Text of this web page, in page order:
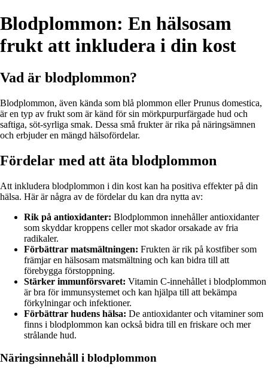
Blodplommon: En hälsosam
frukt att inkludera i din kost
Vad är blodplommon?
Blodplommon, även kända som blå plommon eller Prunus domestica,
är en typ av frukt som är känd för sin mörkpurpurfärgade hud och
saftiga, söt-syrliga smak. Dessa små frukter är rika på näringsämnen
och erbjuder en mängd hälsofördelar.
Fördelar med att äta blodplommon
Att inkludera blodplommon i din kost kan ha positiva effekter på din
hälsa. Här är några av de fördelar du kan dra nytta av:
Rik på antioxidanter: Blodplommon innehåller antioxidanter
som skyddar kroppens celler mot skador orsakade av fria
radikaler.
Förbättrar matsmältningen: Frukten är rik på kostfiber som
främjar en hälsosam matsmältning och kan bidra till att
förebygga förstoppning.
Stärker immunförsvaret: Vitamin C-innehållet i blodplommon
är bra för immunsystemet och kan hjälpa till att bekämpa
förkylningar och infektioner.
Förbättrar hudens hälsa: De antioxidanter och vitaminer som
finns i blodplommon kan också bidra till en friskare och mer
strålande hud.
Näringsinnehåll i blodplommon